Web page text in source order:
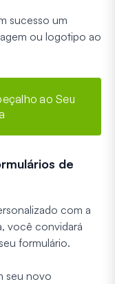
sucesso um
ou logotipo ao
ao Seu
de
com a
você convidará
formulário.
seu novo